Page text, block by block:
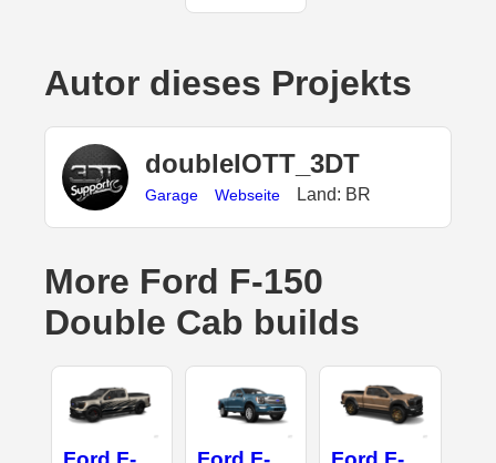
Autor dieses Projekts
doubleIOTT_3DT
Garage Webseite Land: BR
More Ford F-150
Double Cab builds